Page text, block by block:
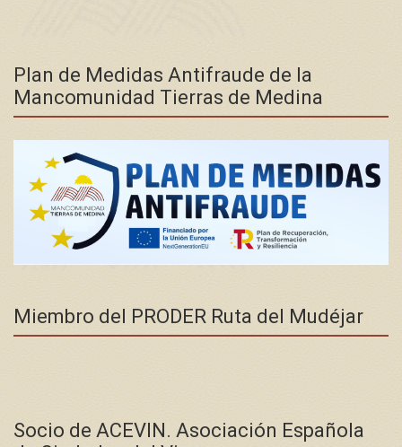
Plan de Medidas Antifraude de la
Mancomunidad Tierras de Medina
Miembro del PRODER Ruta del Mudéjar
Socio de ACEVIN. Asociación Española